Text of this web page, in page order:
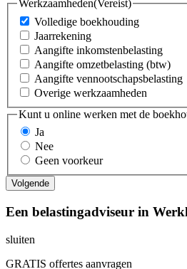
Werkzaamheden(Vereist)
Volledige boekhouding
Jaarrekening
Aangifte inkomstenbelasting
Aangifte omzetbelasting (btw)
Aangifte vennootschapsbelasting
Overige werkzaamheden
Kunt u online werken met de
Ja
Nee
Geen voorkeur
Een belastingadviseur in
sluiten
GRATIS offertes aanvragen